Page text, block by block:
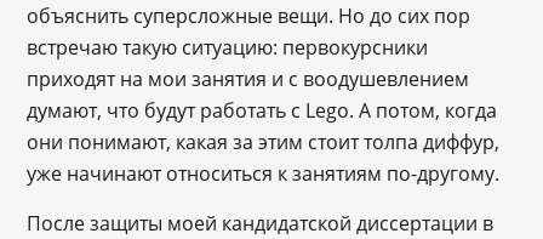
объяснить суперсложные вещи. Но до сих пор
встречаю такую ситуацию: первокурсники
приходят на мои занятия и с воодушевлением
думают, что будут работать с Lego. А потом, когда
они понимают, какая за этим стоит толпа диффур,
уже начинают относиться к занятиям по-другому.
После защиты моей кандидатской диссертации в